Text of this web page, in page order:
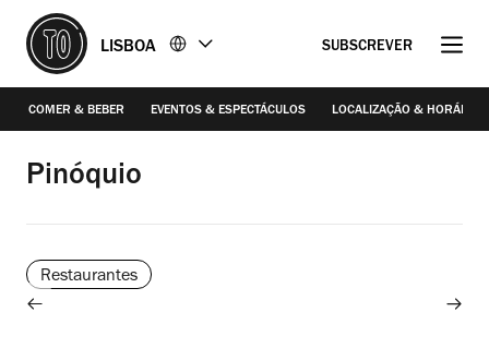
para
conteúdo
para
rodapé
LISBOA SUBSCREVER
COMER & BEBER EVENTOS & ESPECTÁCULOS LOCALIZAÇÃO & HORÁRIO
Francisco Romão Pereira / Time Out
Pinóquio
Restaurantes